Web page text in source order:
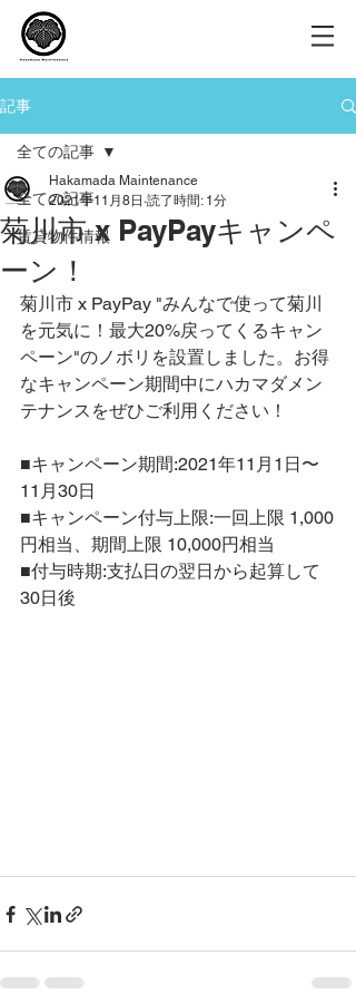
記事
全ての記事
賃貸物件情報
全ての記事
菊川市 x PayPayキャンペ
ーン！
Hakamada Maintenance
2021年11月8日 読了時間: 1分
菊川市 x PayPay "みんなで使って菊川
を元気に！最大20%戻ってくるキャン
ペーン"のノボリを設置しました。お得
なキャンペーン期間中にハカマダメン
テナンスをぜひご利用ください！
■キャンペーン期間:2021年11月1日〜
11月30日
■キャンペーン付与上限:一回上限 1,000
円相当、期間上限 10,000円相当
■付与時期:支払日の翌日から起算して
30日後